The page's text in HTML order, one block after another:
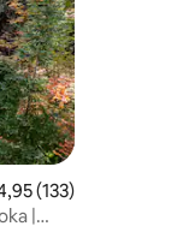
de uma avaliação
(133)
|